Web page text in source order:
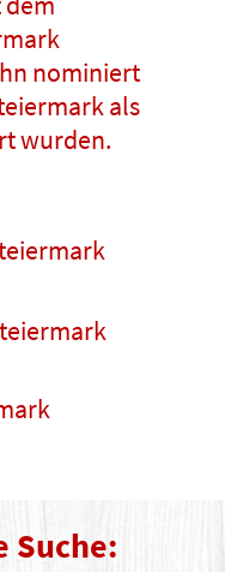
nominiert
als
wurden.
Suche: